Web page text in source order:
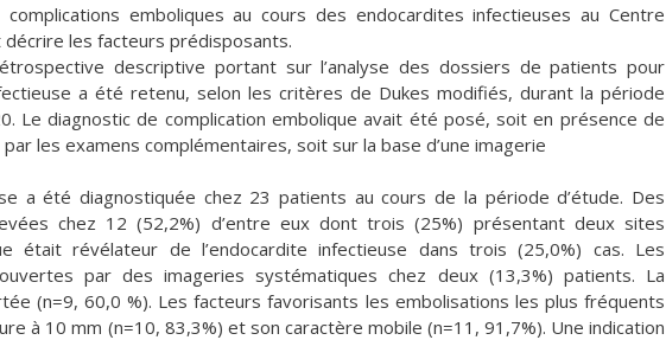
emboliques au cours des endocardites infectieuses au Centre
les facteurs prédisposants.
descriptive portant sur l’analyse des dossiers de patients pour
a été retenu, selon les critères de Dukes modifiés, durant la période
Le diagnostic de complication embolique avait été posé, soit en présence de
les examens complémentaires, soit sur la base d’une imagerie
a été diagnostiquée chez 23 patients au cours de la période d’étude. Des
chez 12 (52,2%) d’entre eux dont trois (25%) présentant deux sites
était révélateur de l’endocardite infectieuse dans trois (25,0%) cas. Les
par des imageries systématiques chez deux (13,3%) patients. La
(n=9, 60,0 %). Les facteurs favorisants les embolisations les plus fréquents
à 10 mm (n=10, 83,3%) et son caractère mobile (n=11, 91,7%). Une indication